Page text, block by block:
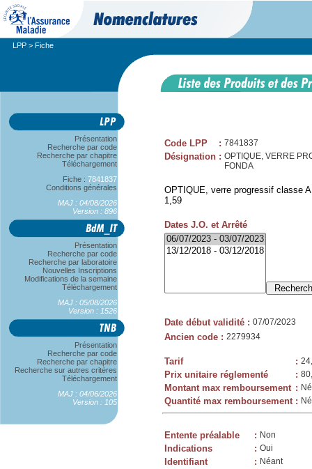
LPP > Fiche
Présentation
Recherche par code
Recherche par chapitre
Téléchargement
Fiche : 7841837
Conditions générales
MAJ : 04/08/2026
Version : 896
Présentation
Recherche par code
Recherche par laboratoire
Nouvelles Inscriptions
Modifications de la semaine
Téléchargement
MAJ : 05/08/2026
Version : 1526
Présentation
Recherche par code
Recherche par chapitre
Recherche sur autres critères
Téléchargement
MAJ : 04/06/2026
Version : 105
Code LPP : 7841837
Désignation : OPTIQUE, VERRE
FONDA
OPTIQUE, verre progressif classe
1,59
Dates J.O. et Arrêté
Date début validité : 07/07/2023
Ancien code : 2279934
Tarif :
Prix unitaire réglementé :
Montant max remboursement :
Quantité max remboursement :
Entente préalable : Non
Indications : Oui
Identifiant : Néant